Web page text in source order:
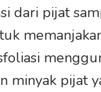
dari pijat
minyak pijat